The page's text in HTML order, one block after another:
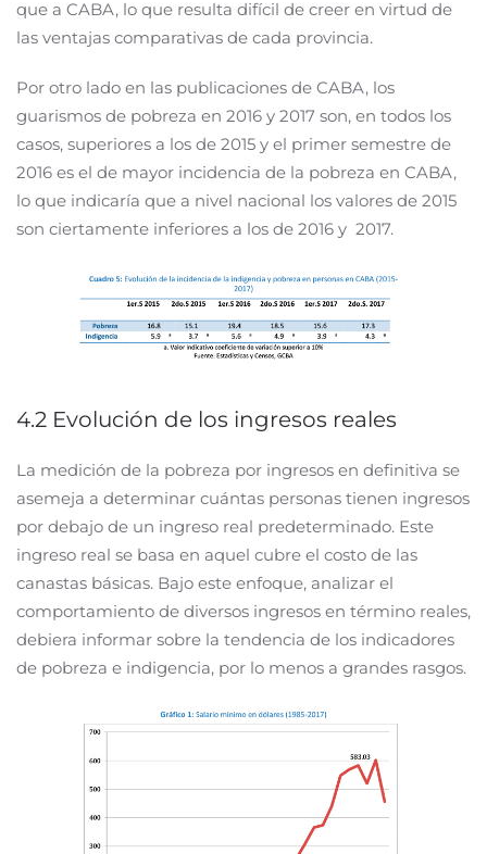
que a CABA, lo que resulta difícil de creer en virtud de
las ventajas comparativas de cada provincia.
Por otro lado en las publicaciones de CABA, los
guarismos de pobreza en 2016 y 2017 son, en todos los
casos, superiores a los de 2015 y el primer semestre de
2016 es el de mayor incidencia de la pobreza en CABA,
lo que indicaría que a nivel nacional los valores de 2015
son ciertamente inferiores a los de 2016 y 2017.
4.2 Evolución de los ingresos reales
La medición de la pobreza por ingresos en definitiva se
asemeja a determinar cuántas personas tienen ingresos
por debajo de un ingreso real predeterminado. Este
ingreso real se basa en aquel cubre el costo de las
canastas básicas. Bajo este enfoque, analizar el
comportamiento de diversos ingresos en término reales,
debiera informar sobre la tendencia de los indicadores
de pobreza e indigencia, por lo menos a grandes rasgos.